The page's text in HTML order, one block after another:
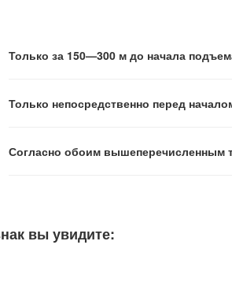
Только за 150—300 м до начала
Только непосредственно перед
Согласно обоим вышеперечисленным
вы увидите: